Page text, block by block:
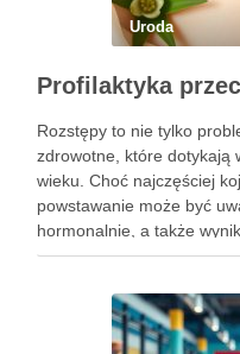
Uroda
Rozstępy to nie tylko
zdrowotne, które dotykają
wieku. Choć najczęściej
powstawanie może być
hormonalnie, a także
kluczowe jest, aby już od